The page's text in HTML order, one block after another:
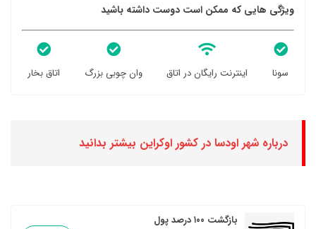
ویژگی هایی که ممکن است دوست داشته باشید
سونا اینترنت رایگان در اتاق وان چوبی بزرگ اتاق بخار
درباره شهر اودسا در کشور اوکراین بیشتر بدانید
بازگشت ۱۰۰ درصد پول